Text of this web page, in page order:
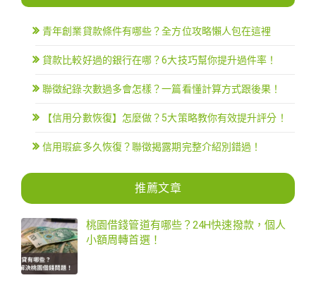
青年創業貸款條件有哪些？全方位攻略懶人包在這裡
貸款比較好過的銀行在哪？6大技巧幫你提升過件率！
聯徵紀錄次數過多會怎樣？一篇看懂計算方式跟後果！
【信用分數恢復】怎麼做？5大策略教你有效提升評分！
信用瑕疵多久恢復？聯徵揭露期完整介紹別錯過！
推薦文章
桃園借錢管道有哪些？24H快速撥款，個人
小額周轉首選！